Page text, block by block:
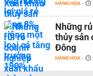
HÀNG HÓA -
Những
thủy sản
Đông
HÀNG HÓA -